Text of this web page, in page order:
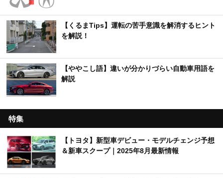
【くるまTips】運転の苦手意識を解消するヒント
を解説！
【ややこし語】違いが分かりづらい自動車用語を
解説
特集
【トヨタ】新型車デビュー・モデルチェンジ予想
＆新車スクープ｜2025年8月最新情報